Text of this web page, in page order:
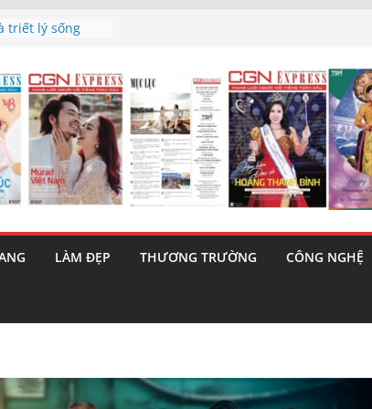
và nguy cơ trốn
mai”
phiên tăng
– 1 Cơ hội
cùng MTH
8): Bật tăng
LÀM ĐẸP THƯƠNG TRƯỜNG CÔNG NGHỆ